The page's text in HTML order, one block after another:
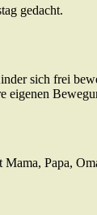
gedacht.
sich frei
Mama, Papa,